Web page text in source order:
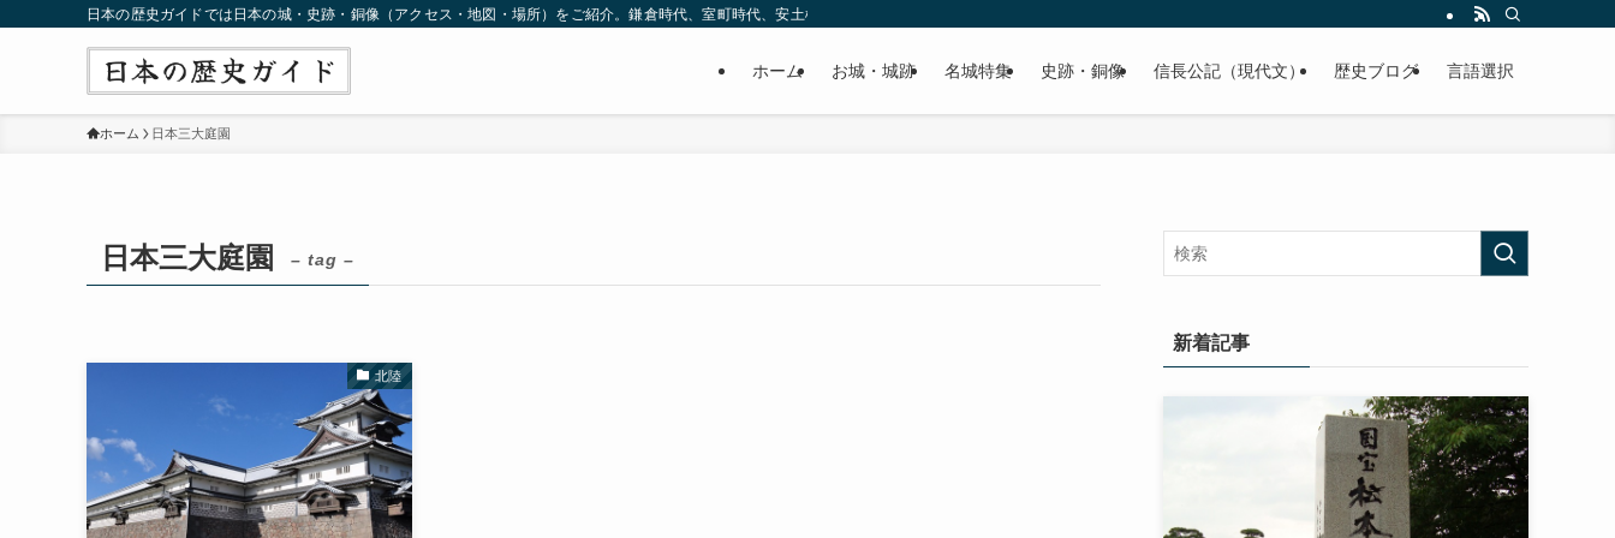
日本の歴史ガイドでは日本の城・史跡・銅像（アクセス・地図・場所）をご紹介。鎌倉時代、室町時代、安土桃山時代（戦国時代）、江戸時代と幅広くご紹介致します。
ホーム お城・城跡 名城特集 史跡・銅像 信長公記（現代文） 歴史ブログ 言語選択
ホーム 日本三大庭園
日本三大庭園 – tag –
北陸
新着記事